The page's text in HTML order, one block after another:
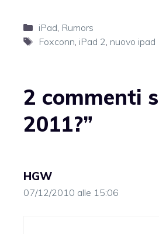
Categorie
iPad Rumors
Tag
Foxconn iPad 2 nuovo ipad
2 commenti
2011?”
HGW
07/12/2010 alle 15:06